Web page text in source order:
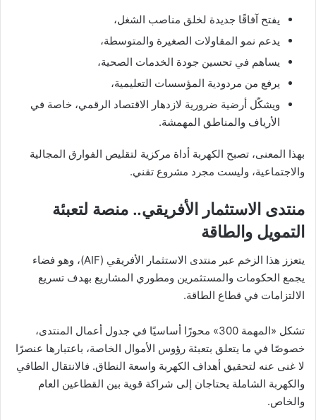
يفتح آفاقًا جديدة لخلق مناصب الشغل،
يدعم نمو المقاولات الصغيرة والمتوسطة،
يساهم في تحسين جودة الخدمات الصحية،
يرفع من مردودية المؤسسات التعليمية،
ويشكّل أرضية ضرورية لازدهار الاقتصاد الرقمي، خاصة في
الأرياف والمناطق المهمشة.
بهذا المعنى، تصبح الكهربة أداة مركزية لتقليص الفوارق المجالية
والاجتماعية، وليست مجرد مشروع تقني.
منتدى الاستثمار الأفريقي.. منصة لتعبئة
التمويل والطاقة
يتعزز هذا الزخم عبر منتدى الاستثمار الأفريقي (AIF)، وهو فضاء
يجمع الحكومات والمستثمرين ومطوري المشاريع بهدف تسريع
الالتزامات في قطاع الطاقة.
تشكل «المهمة 300» محورًا أساسيًا في جدول أعمال المنتدى،
خصوصًا في ما يتعلق بتعبئة رؤوس الأموال الخاصة، باعتبارها عنصرًا
لا غنى عنه لتحقيق أهداف الكهربة واسعة النطاق. فالانتقال الطاقي
والكهربة الشاملة يحتاجان إلى شراكة قوية بين القطاعين العام
والخاص.